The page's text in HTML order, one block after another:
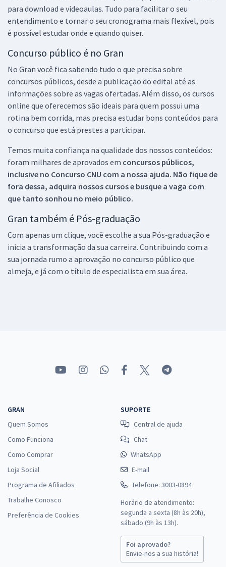
para download e videoaulas. Tudo para facilitar o seu
entendimento e tornar o seu cronograma mais flexível, pois
é possível estudar onde e quando quiser.
Concurso público é no Gran
No Gran você fica sabendo tudo o que precisa sobre
concursos públicos, desde a publicação do edital até as
informações sobre as vagas ofertadas. Além disso, os cursos
online que oferecemos são ideais para quem possui uma
rotina bem corrida, mas precisa estudar bons conteúdos para
o concurso que está prestes a participar.
Temos muita confiança na qualidade dos nossos conteúdos:
foram milhares de aprovados em concursos públicos,
inclusive no Concurso CNU com a nossa ajuda. Não fique de
fora dessa, adquira nossos cursos e busque a vaga com
que tanto sonhou no meio público.
Gran também é Pós-graduação
Com apenas um clique, você escolhe a sua Pós-graduação e
inicia a transformação da sua carreira. Contribuindo com a
sua jornada rumo a aprovação no concurso público que
almeja, e já com o título de especialista em sua área.
GRAN
Quem Somos
Como Funciona
Como Comprar
Loja Social
Programa de Afiliados
Trabalhe Conosco
Preferência de Cookies
SUPORTE
Central de ajuda
Chat
WhatsApp
E-mail
Telefone: 3003-0894
Horário de atendimento:
segunda a sexta (8h às 20h),
sábado (9h às 13h).
Foi aprovado?
Envie-nos a sua história!